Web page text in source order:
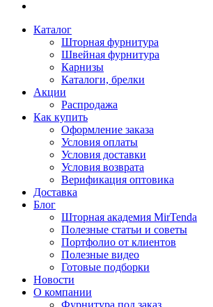
Каталог
Шторная фурнитура
Швейная фурнитура
Карнизы
Каталоги, брелки
Акции
Распродажа
Как купить
Оформление заказа
Условия оплаты
Условия доставки
Условия возврата
Верификация оптовика
Доставка
Блог
Шторная академия MirTenda
Полезные статьи и советы
Портфолио от клиентов
Полезные видео
Готовые подборки
Новости
О компании
Фурнитура под заказ